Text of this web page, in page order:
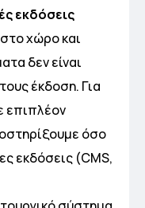
εκδόσεις
χώρο και
δεν είναι
έκδοση. Για
επιπλέον
όσο
εκδόσεις (CMS,